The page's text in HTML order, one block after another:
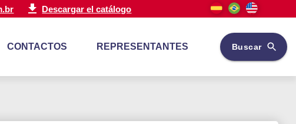
Descargar el catálogo
CONTACTOS REPRESENTANTES Buscar